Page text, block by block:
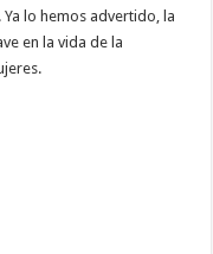
lo hemos advertido, la
en la vida de la